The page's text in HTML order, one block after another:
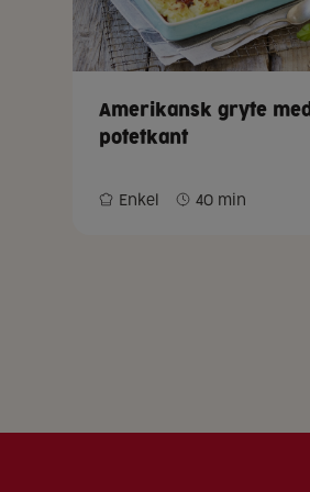
Amerikansk gryte med
potetkant
Enkel 40 min